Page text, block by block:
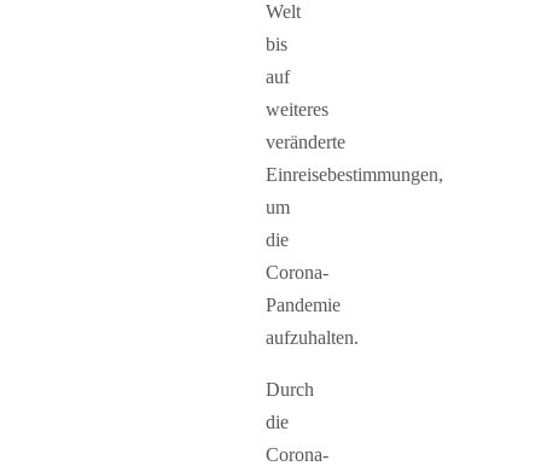
Welt
bis
auf
weiteres
veränderte
Einreisebestimmungen,
um
die
Corona-
Pandemie
aufzuhalten.
Durch
die
Corona-